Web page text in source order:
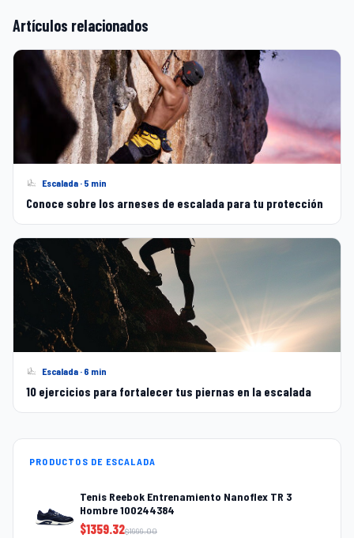
Artículos relacionados
Escalada · 5 min
Conoce sobre los arneses de escalada para tu protección
Escalada · 6 min
10 ejercicios para fortalecer tus piernas en la escalada
PRODUCTOS DE ESCALADA
Tenis Reebok Entrenamiento Nanoflex TR 3
Hombre 100244384
$1359.32$1999.00